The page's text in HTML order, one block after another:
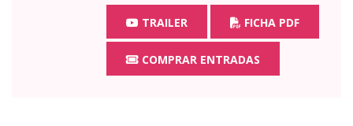
TRAILER FICHA PDF
COMPRAR ENTRADAS